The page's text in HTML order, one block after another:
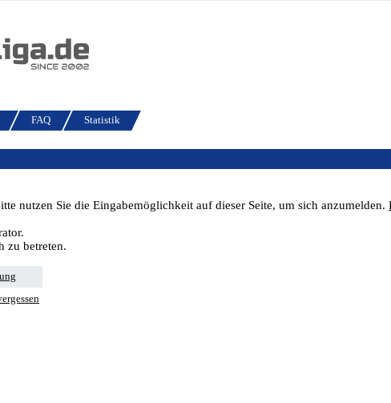
FAQ Statistik
nutzen Sie die Eingabemöglichkeit auf dieser Seite, um sich anzumelden.
zu betreten.